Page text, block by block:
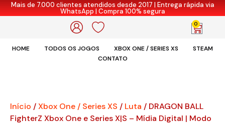
Mais de 7.000 clientes atendidos desde 2017 | Entrega rápida via
WhatsApp | Compra 100% segura
0
HOME TODOS OS JOGOS XBOX ONE / SERIES XS
STEAM
CONTATO
Início /Xbox One / Series XS / Luta / DRAGON BALL
FighterZ Xbox One e Series X|S – Mídia Digital | Modo